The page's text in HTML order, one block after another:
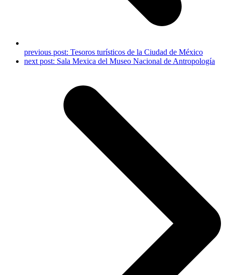
previous post: Tesoros turísticos de la Ciudad de México
next post: Sala Mexica del Museo Nacional de Antropología